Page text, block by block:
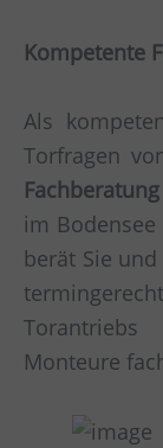
Kompetente
Als
Torfragen
im
berät Sie
Monteure